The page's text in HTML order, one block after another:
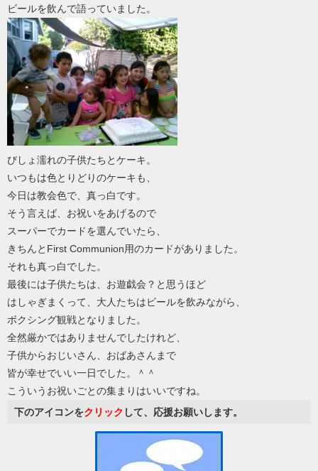
ビールを飲んで語っていました。
びしょ濡れの子供たちとケーキ。
いつもは色とりどりのケーキも、
今日は教会色で、真っ白です。
そう言えば、お祝いをあげるので
スーパーでカードを選んでいたら、
きちんとFirst Communion用のカードがありました。
それも真っ白でした。
最後には子供たちは、お遊戯会？と思うほど
はしゃぎまくって、大人たちはビールを飲みながら、
ボクシング観戦となりました。
全然厳かではありませんでしたけれど、
子供からおじいさん、おばあさんまで
皆が幸せでいい一日でした。＾＾
こういうお祝いごとの集まりはいいですね。
下のアイコンをクリック して、応援お願いします。